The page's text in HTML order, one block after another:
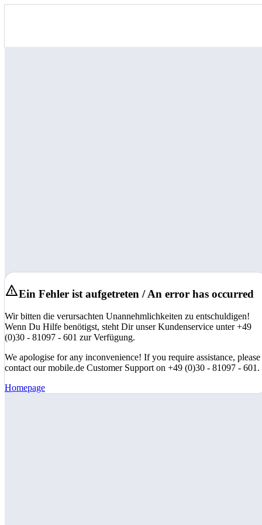
Ein Fehler ist aufgetreten / An error has occurred
Wir bitten die verursachten Unannehmlichkeiten zu entschuldigen!
Wenn Du Hilfe benötigst, steht Dir unser Kundenservice unter +49
(0)30 - 81097 - 601 zur Verfügung.
We apologise for any inconvenience! If you require assistance, please
contact our mobile.de Customer Support on +49 (0)30 - 81097 - 601.
Homepage